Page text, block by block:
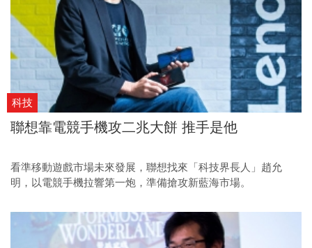
科技
聯想靠電競手機攻二兆大餅 推手是他
看準移動遊戲市場未來發展，聯想找來「科技界長人」趙允
明，以電競手機拉響第一炮，準備搶攻新藍海市場。